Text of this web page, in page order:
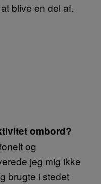
blive en del af.
ombord?
og
jeg mig ikke
brugte i stedet